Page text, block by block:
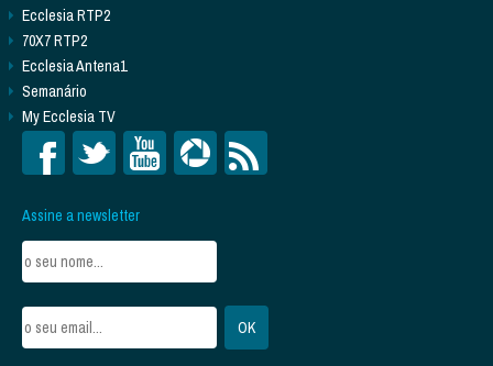
Ecclesia RTP2
70X7 RTP2
Ecclesia Antena1
Semanário
My Ecclesia TV
Assine a newsletter